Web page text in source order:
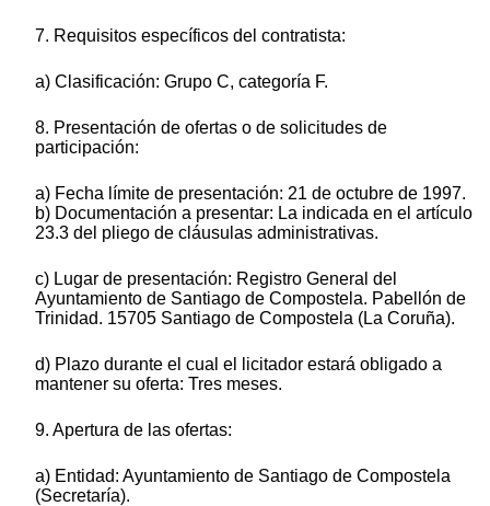
7. Requisitos específicos del contratista:
a) Clasificación: Grupo C, categoría F.
8. Presentación de ofertas o de solicitudes de
participación:
a) Fecha límite de presentación: 21 de octubre de 1997.
b) Documentación a presentar: La indicada en el artículo
23.3 del pliego de cláusulas administrativas.
c) Lugar de presentación: Registro General del
Ayuntamiento de Santiago de Compostela. Pabellón de
Trinidad. 15705 Santiago de Compostela (La Coruña).
d) Plazo durante el cual el licitador estará obligado a
mantener su oferta: Tres meses.
9. Apertura de las ofertas:
a) Entidad: Ayuntamiento de Santiago de Compostela
(Secretaría).